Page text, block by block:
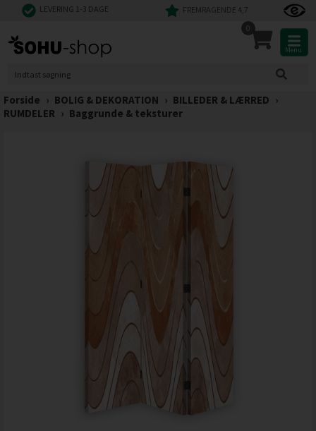
LEVERING 1-3 DAGE FREMRAGENDE 4,7
0
Menu
Forside › BOLIG & DEKORATION › BILLEDER & LÆRRED ›
RUMDELER › Baggrunde & teksturer